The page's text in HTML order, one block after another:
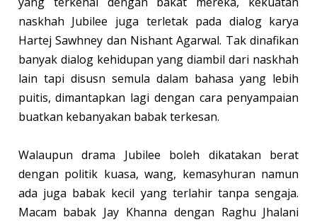
naskhah Jubilee juga terletak pada dialog karya
Hartej Sawhney dan Nishant Agarwal. Tak dinafikan
banyak dialog kehidupan yang diambil dari naskhah
lain tapi disusn semula dalam bahasa yang lebih
puitis, dimantapkan lagi dengan cara penyampaian
buatkan kebanyakan babak terkesan.
Walaupun drama Jubilee boleh dikatakan berat
dengan politik kuasa, wang, kemasyhuran namun
ada juga babak kecil yang terlahir tanpa sengaja.
Macam babak Jay Khanna dengan Raghu Jhalani